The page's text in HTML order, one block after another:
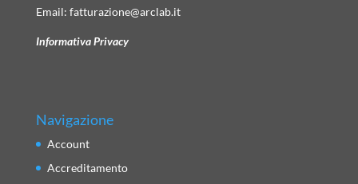
Email: fatturazione@arclab.it
Informativa Privacy
Navigazione
Account
Accreditamento